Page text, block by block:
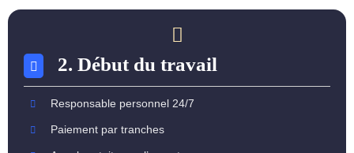
2. Début du travail
Responsable personnel 24/7
Paiement par tranches